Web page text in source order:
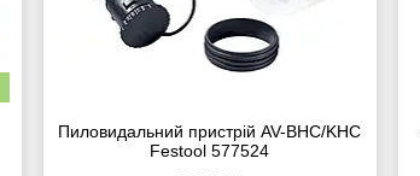
Пиловидальний пристрій AV-BHC/KHC
Festool 577524